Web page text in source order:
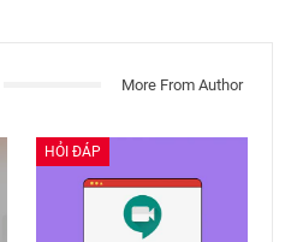
More From Author
HỎI ĐÁP